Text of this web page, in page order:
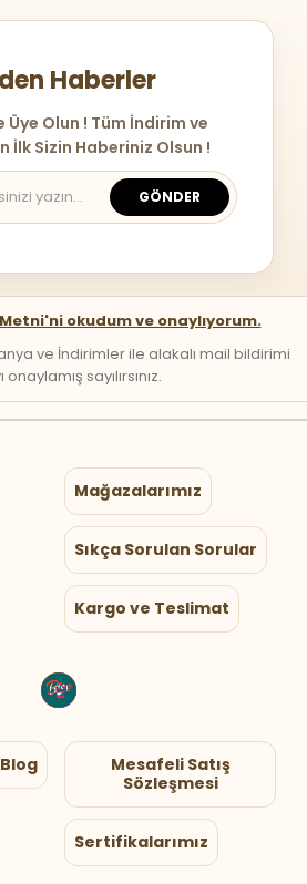
Haberler
Üye Olun ! Tüm İndirim ve
İlk Sizin Haberiniz Olsun !
GÖNDER
okudum ve onaylıyorum.
ve İndirimler ile alakalı mail bildirimi
onaylamış sayılırsınız.
Mağazalarımız
Sıkça Sorulan Sorular
Kargo ve Teslimat
Mesafeli Satış
Sözleşmesi
Sertifikalarımız